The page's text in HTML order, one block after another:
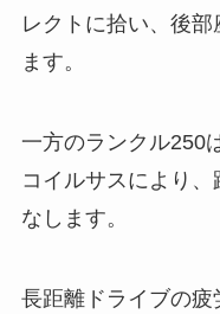
レクトに拾い、後
ます。
一方のランクル250
コイルサスにより
なします。
長距離ドライブの疲